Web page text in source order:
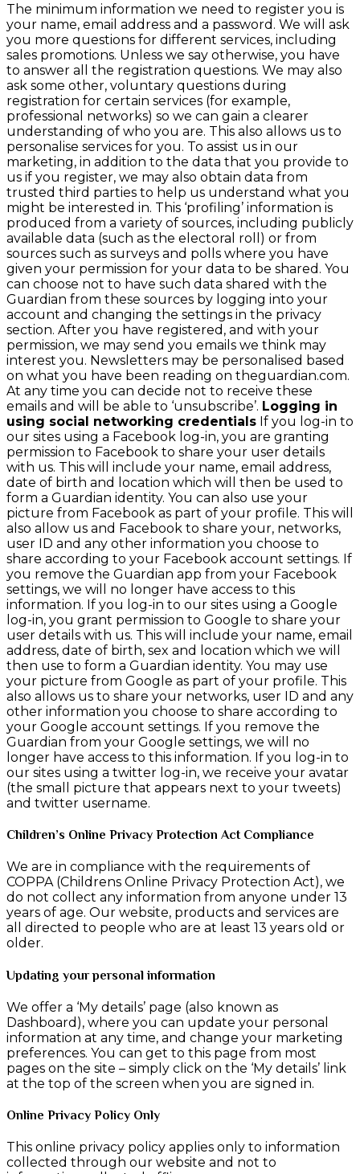
The minimum information we need to register you is
your name, email address and a password. We will ask
you more questions for different services, including
sales promotions. Unless we say otherwise, you have
to answer all the registration questions. We may also
ask some other, voluntary questions during
registration for certain services (for example,
professional networks) so we can gain a clearer
understanding of who you are. This also allows us to
personalise services for you. To assist us in our
marketing, in addition to the data that you provide to
us if you register, we may also obtain data from
trusted third parties to help us understand what you
might be interested in. This ‘profiling’ information is
produced from a variety of sources, including publicly
available data (such as the electoral roll) or from
sources such as surveys and polls where you have
given your permission for your data to be shared. You
can choose not to have such data shared with the
Guardian from these sources by logging into your
account and changing the settings in the privacy
section. After you have registered, and with your
permission, we may send you emails we think may
interest you. Newsletters may be personalised based
on what you have been reading on theguardian.com.
At any time you can decide not to receive these
emails and will be able to ‘unsubscribe’. Logging in
using social networking credentials If you log-in to
our sites using a Facebook log-in, you are granting
permission to Facebook to share your user details
with us. This will include your name, email address,
date of birth and location which will then be used to
form a Guardian identity. You can also use your
picture from Facebook as part of your profile. This will
also allow us and Facebook to share your, networks,
user ID and any other information you choose to
share according to your Facebook account settings. If
you remove the Guardian app from your Facebook
settings, we will no longer have access to this
information. If you log-in to our sites using a Google
log-in, you grant permission to Google to share your
user details with us. This will include your name, email
address, date of birth, sex and location which we will
then use to form a Guardian identity. You may use
your picture from Google as part of your profile. This
also allows us to share your networks, user ID and any
other information you choose to share according to
your Google account settings. If you remove the
Guardian from your Google settings, we will no
longer have access to this information. If you log-in to
our sites using a twitter log-in, we receive your avatar
(the small picture that appears next to your tweets)
and twitter username.
Children’s Online Privacy Protection Act Compliance
We are in compliance with the requirements of
COPPA (Childrens Online Privacy Protection Act), we
do not collect any information from anyone under 13
years of age. Our website, products and services are
all directed to people who are at least 13 years old or
older.
Updating your personal information
We offer a ‘My details’ page (also known as
Dashboard), where you can update your personal
information at any time, and change your marketing
preferences. You can get to this page from most
pages on the site – simply click on the ‘My details’ link
at the top of the screen when you are signed in.
Online Privacy Policy Only
This online privacy policy applies only to information
collected through our website and not to